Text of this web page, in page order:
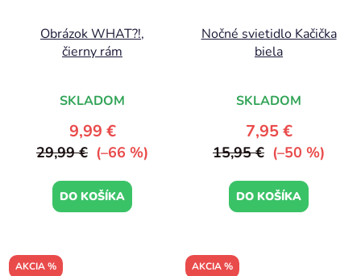
Obrázok WHAT?!,
čierny rám
SKLADOM
9,99 €
29,99 € (–66 %)
DO KOŠÍKA
Nočné svietidlo Kačička
biela
SKLADOM
7,95 €
15,95 € (–50 %)
DO KOŠÍKA
AKCIA %
AKCIA %